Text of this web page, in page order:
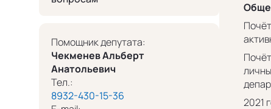
Помощник депутата:
Чекменев Альберт
Анатольевич
Тел.:
8932-430-15-36
2021